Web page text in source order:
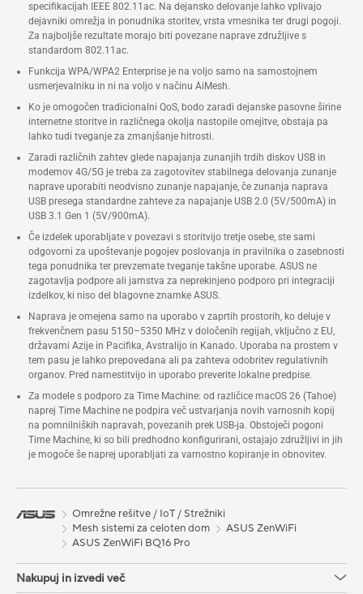
specifikacijah IEEE 802.11ac. Na dejansko delovanje lahko vplivajo
dejavniki omrežja in ponudnika storitev, vrsta vmesnika ter drugi pogoji.
Za najboljše rezultate morajo biti povezane naprave združljive s
standardom 802.11ac.
Funkcija WPA/WPA2 Enterprise je na voljo samo na samostojnem
usmerjevalniku in ni na voljo v načinu AiMesh.
Ko je omogočen tradicionalni QoS, bodo zaradi dejanske pasovne širine
internetne storitve in različnega okolja nastopile omejitve, obstaja pa
lahko tudi tveganje za zmanjšanje hitrosti.
Zaradi različnih zahtev glede napajanja zunanjih trdih diskov USB in
modemov 4G/5G je treba za zagotovitev stabilnega delovanja zunanje
naprave uporabiti neodvisno zunanje napajanje, če zunanja naprava
USB presega standardne zahteve za napajanje USB 2.0 (5V/500mA) in
USB 3.1 Gen 1 (5V/900mA).
Če izdelek uporabljate v povezavi s storitvijo tretje osebe, ste sami
odgovorni za upoštevanje pogojev poslovanja in pravilnika o zasebnosti
tega ponudnika ter prevzemate tveganje takšne uporabe. ASUS ne
zagotavlja podpore ali jamstva za neprekinjeno podporo pri integraciji
izdelkov, ki niso del blagovne znamke ASUS.
Naprava je omejena samo na uporabo v zaprtih prostorih, ko deluje v
frekvenčnem pasu 5150–5350 MHz v določenih regijah, vključno z EU,
državami Azije in Pacifika, Avstralijo in Kanado. Uporaba na prostem v
tem pasu je lahko prepovedana ali pa zahteva odobritev regulativnih
organov. Pred namestitvijo in uporabo preverite lokalne predpise.
Za modele s podporo za Time Machine: od različice macOS 26 (Tahoe)
naprej Time Machine ne podpira več ustvarjanja novih varnosnih kopij
na pomnilniških napravah, povezanih prek USB-ja. Obstoječi pogoni
Time Machine, ki so bili predhodno konfigurirani, ostajajo združljivi in jih
je mogoče še naprej uporabljati za varnostno kopiranje in obnovitev.
Omrežne rešitve / IoT / Strežniki
Mesh sistemi za celoten dom
ASUS ZenWiFi
ASUS ZenWiFi BQ16 Pro
Nakupuj in izvedi več